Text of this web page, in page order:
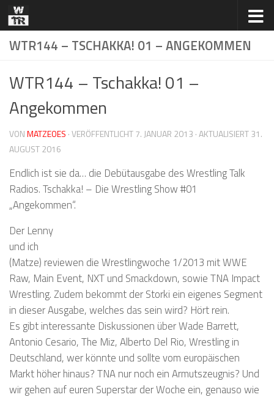
Zum Inhalt springen
WTR144 – TSCHAKKA! 01 – ANGEKOMMEN
WTR144 – Tschakka! 01 –
Angekommen
VONMATZEOES · VERÖFFENTLICHT7. JANUAR 2013 · AKTUALISIERT31.
AUGUST 2016
Endlich ist sie da… die Debütausgabe des Wrestling Talk
Radios. Tschakka! – Die Wrestling Show #01
„Angekommen“.
Der Lenny
und ich
(Matze) reviewen die Wrestlingwoche 1/2013 mit WWE
Raw, Main Event, NXT und Smackdown, sowie TNA Impact
Wrestling. Zudem bekommt der Storki ein eigenes Segment
in dieser Ausgabe, welches das sein wird? Hört rein.
Es gibt interessante Diskussionen über Wade Barrett,
Antonio Cesario, The Miz, Alberto Del Rio, Wrestling in
Deutschland, wer könnte und sollte vom europäischen
Markt höher hinaus? TNA nur noch ein Armutszeugnis? Und
wir gehen auf euren Superstar der Woche ein, genauso wie